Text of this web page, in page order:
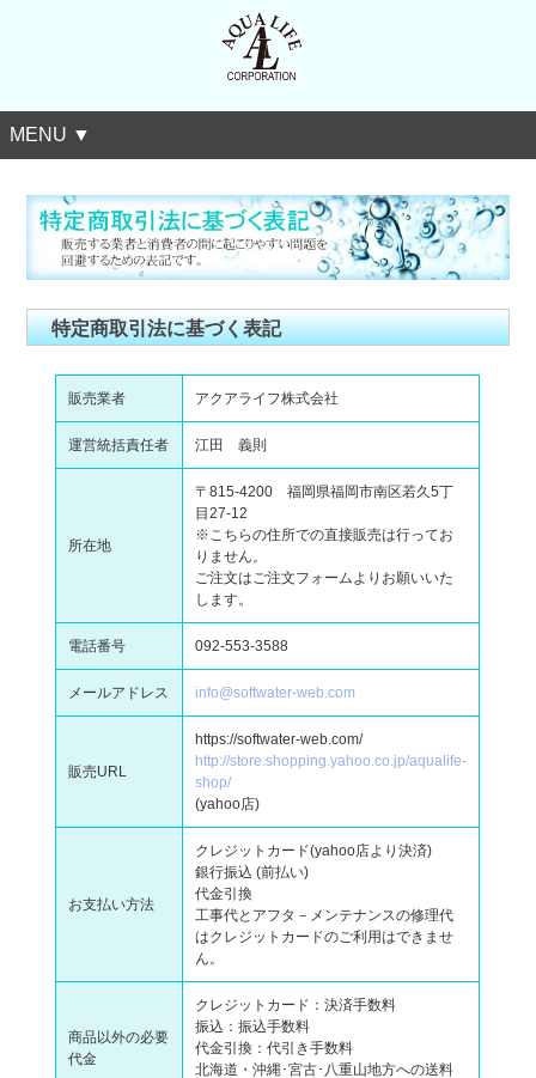
MENU ▼
特定商取引法に基づく表記
販売業者 アクアライフ株式会社
運営統括責任者 江田 義則
所在地
〒815-4200 福岡県福岡市南区若久5丁
目27-12
※こちらの住所での直接販売は行ってお
りません。
ご注文はご注文フォームよりお願いいた
します。
電話番号 092-553-3588
メールアドレス info@softwater-web.com
販売URL
https://softwater-web.com/
http://store.shopping.yahoo.co.jp/aqualife-
shop/
(yahoo店)
お支払い方法
クレジットカード(yahoo店より決済)
銀行振込 (前払い)
代金引換
工事代とアフタ－メンテナンスの修理代
はクレジットカードのご利用はできませ
ん。
商品以外の必要
代金
クレジットカード：決済手数料
振込：振込手数料
代金引換：代引き手数料
北海道・沖縄･宮古･八重山地方への送料